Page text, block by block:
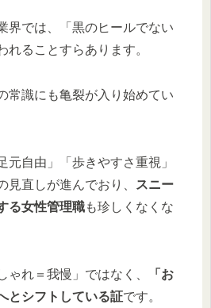
界では、「黒のヒールでない
れることすらあります。
常識にも亀裂が入り始めてい
元自由」「歩きやすさ重視」
見直しが進んでおり、
スニー
る女性管理職も珍しくなくな
ゃれ＝我慢」ではなく、
「お
とシフトしている証です。